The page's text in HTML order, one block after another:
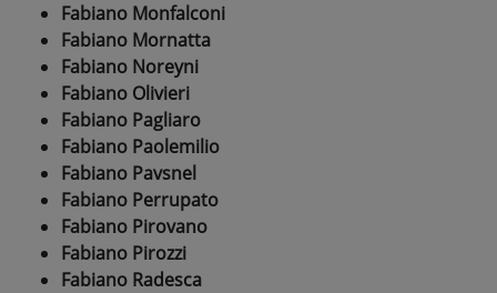
Fabiano Monfalconi
Fabiano Mornatta
Fabiano Noreyni
Fabiano Olivieri
Fabiano Pagliaro
Fabiano Paolemilio
Fabiano Pavsnel
Fabiano Perrupato
Fabiano Pirovano
Fabiano Pirozzi
Fabiano Radesca